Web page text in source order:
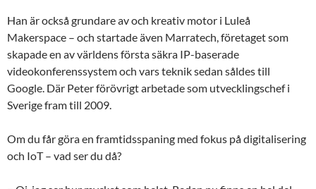
Han är också grundare av och kreativ motor i Luleå
Makerspace – och startade även Marratech, företaget som
skapade en av världens första säkra IP-baserade
videokonferenssystem och vars teknik sedan såldes till
Google. Där Peter förövrigt arbetade som utvecklingschef i
Sverige fram till 2009.
Om du får göra en framtidsspaning med fokus på digitalisering
och IoT – vad ser du då?